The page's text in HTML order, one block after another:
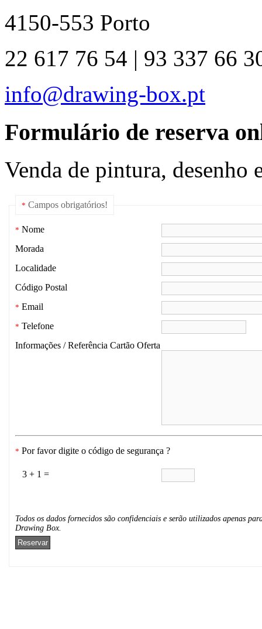
4150-553 Porto
22 617 76 54 | 93 337 66
info@drawing-box.pt
Formulário de reserva
Venda de pintura,
* Campos obrigatórios!
* Nome
Morada
Localidade
Código Postal
* Email
* Telefone
Informações / Referência Cartão Oferta
* Por favor digite o código de segurança ?
3 + 1 =
Todos os dados fornecidos são confidenciais e serão utilizados apenas
Drawing Box.